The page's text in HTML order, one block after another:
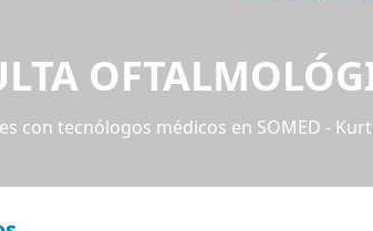
con tecnólogos médicos en SOMED -